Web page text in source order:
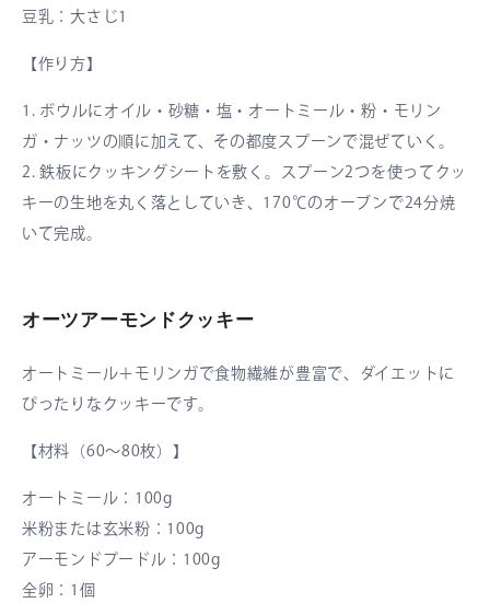
豆乳：大さじ1
【作り方】
1. ボウルにオイル・砂糖・塩・オートミール・粉・モリン
ガ・ナッツの順に加えて、その都度スプーンで混ぜていく。
2. 鉄板にクッキングシートを敷く。スプーン2つを使ってクッ
キーの生地を丸く落としていき、170℃のオーブンで24分焼
いて完成。
オーツアーモンドクッキー
オートミール＋モリンガで食物繊維が豊富で、ダイエットに
ぴったりなクッキーです。
【材料（60〜80枚）】
オートミール：100g
米粉または玄米粉：100g
アーモンドプードル：100g
全卵：1個